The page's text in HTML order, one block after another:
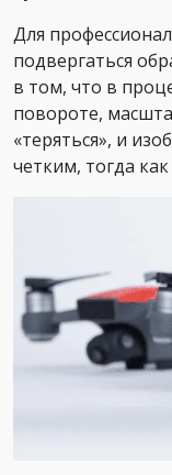
Для
подвергаться
в том, что в
повороте,
«теряться», и
четким, тогда